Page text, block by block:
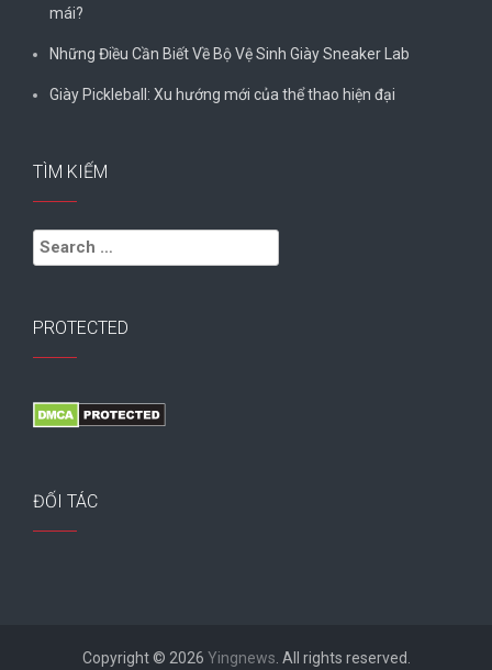
mái?
Những Điều Cần Biết Về Bộ Vệ Sinh Giày Sneaker Lab
Giày Pickleball: Xu hướng mới của thể thao hiện đại
TÌM KIẾM
Search
for:
PROTECTED
ĐỐI TÁC
Copyright © 2026 Yingnews . All rights reserved.